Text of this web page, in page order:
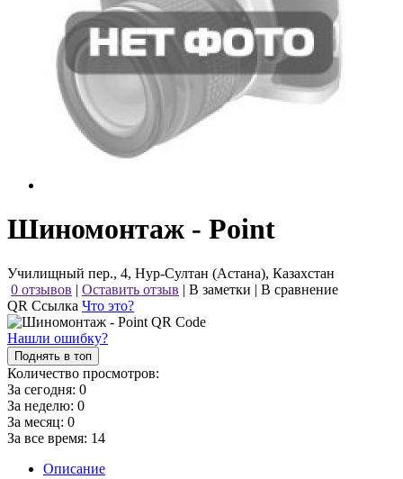
Шиномонтаж - Point
Училищный пер., 4, Нур-Султан (Астана), Казахстан
0 отзывов | Оставить отзыв | В заметки | В сравнение
QR Ссылка Что это?
Нашли ошибку?
Поднять в топ
Количество просмотров:
За сегодня: 0
За неделю: 0
За месяц: 0
За все время: 14
Описание